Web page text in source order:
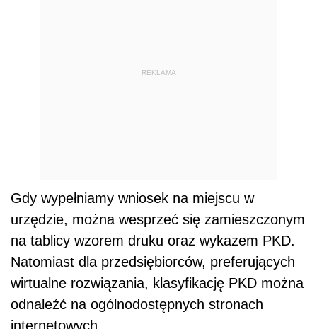
REKLAMA
Gdy wypełniamy wniosek na miejscu w
urzędzie, można wesprzeć się zamieszczonym
na tablicy wzorem druku oraz wykazem PKD.
Natomiast dla przedsiębiorców, preferujących
wirtualne rozwiązania, klasyfikację PKD można
odnaleźć na ogólnodostępnych stronach
internetowych.